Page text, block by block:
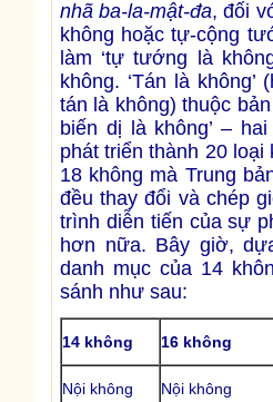
nhã ba-la-mật-đa, đối
không hoặc tự-cộng
làm ‘tự tướng là
không. ‘Tán là
tán là không) thuộc bản
biến dị là không’ –
phát triển thành 20 loại
18 không mà Trung
đều thay đổi và chép
trình diễn tiến của sự
hơn nữa. Bây giờ,
danh mục của 14
sánh như sau:
14 không 16 không
Nội không Nội không